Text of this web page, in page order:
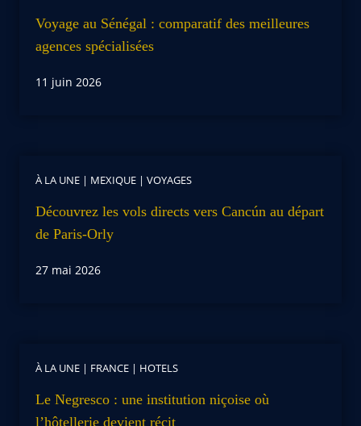
Voyage au Sénégal : comparatif des meilleures
agences spécialisées
11 juin 2026
À LA UNE | MEXIQUE | VOYAGES
Découvrez les vols directs vers Cancún au départ
de Paris-Orly
27 mai 2026
À LA UNE | FRANCE | HOTELS
Le Negresco : une institution niçoise où
l’hôtellerie devient récit